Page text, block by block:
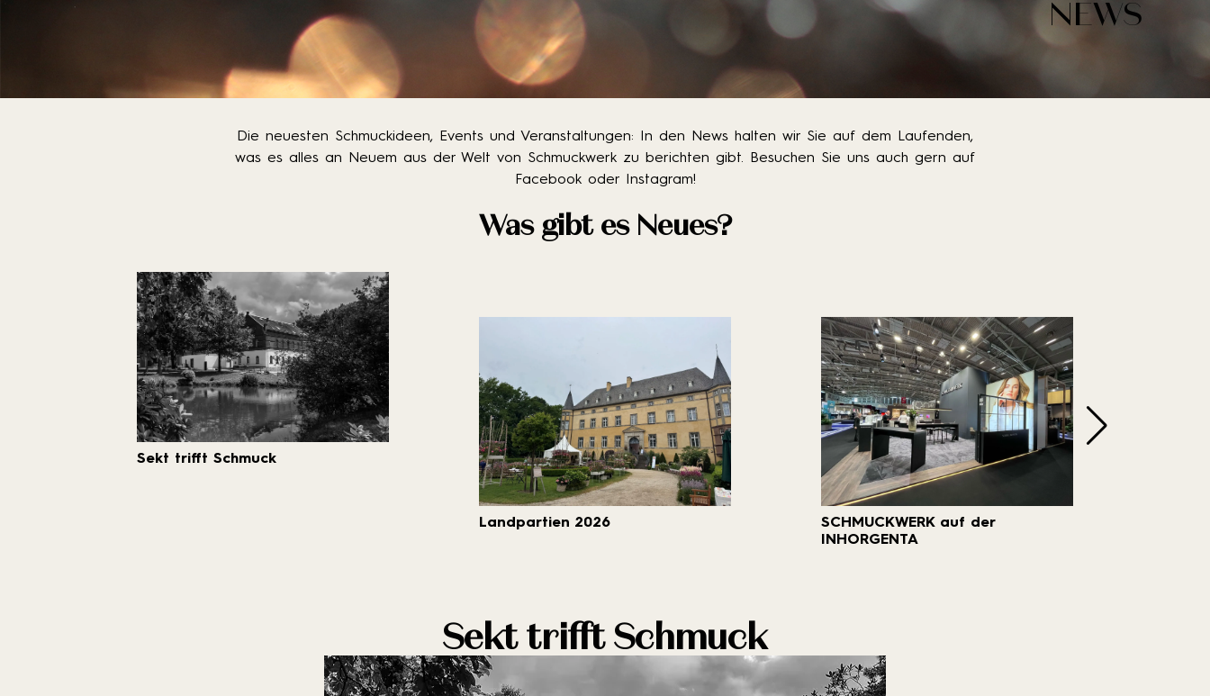
NEWS
Die neuesten Schmuckideen, Events und Veranstaltungen: In den News halten wir Sie auf dem Laufenden,
was es alles an Neuem aus der Welt von Schmuckwerk zu berichten gibt. Besuchen Sie uns auch gern auf
Facebook oder Instagram!
Was gibt es Neues?
Sekt trifft Schmuck
Landpartien 2026
SCHMUCKWERK auf der
INHORGENTA
Sekt trifft Schmuck